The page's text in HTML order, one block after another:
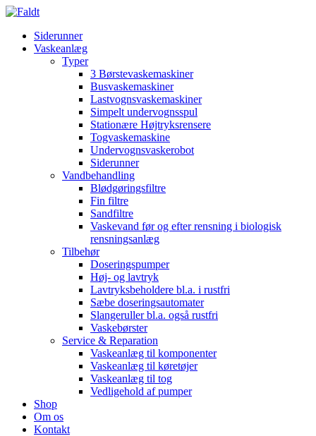
Siderunner
Vaskeanlæg
Typer
3 Børstevaskemaskiner
Busvaskemaskiner
Lastvognsvaskemaskiner
Simpelt undervognsspul
Stationære Højtryksrensere
Togvaskemaskine
Undervognsvaskerobot
Siderunner
Vandbehandling
Blødgøringsfiltre
Fin filtre
Sandfiltre
Vaskevand før og efter rensning i biologisk
rensningsanlæg
Tilbehør
Doseringspumper
Høj- og lavtryk
Lavtryksbeholdere bl.a. i rustfri
Sæbe doseringsautomater
Slangeruller bl.a. også rustfri
Vaskebørster
Service & Reparation
Vaskeanlæg til komponenter
Vaskeanlæg til køretøjer
Vaskeanlæg til tog
Vedligehold af pumper
Shop
Om os
Kontakt